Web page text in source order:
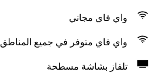
واي فاي مجاني
واي فاي متوفر في جميع المناطق
تلفاز بشاشة مسطحة